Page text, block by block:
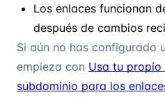
Los enlaces funcionan
después de cambios
Si aún no has configurado
empieza con Usa tu
subdominio para los